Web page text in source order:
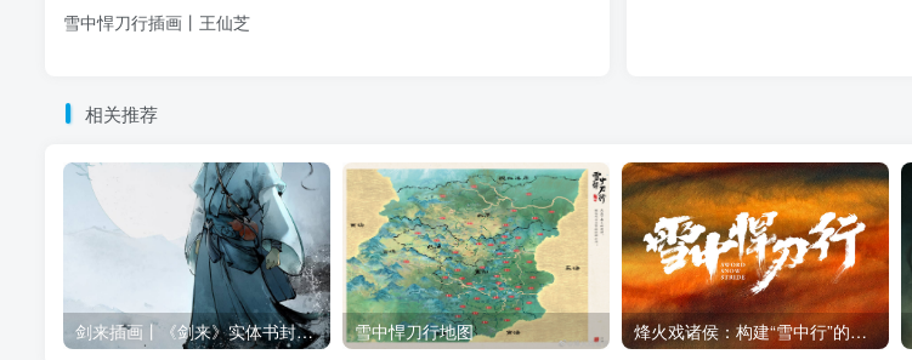
雪中悍刀行插画丨王仙芝
相关推荐
剑来插画丨《剑来》实体书封面插画合集（八辑全） 雪中悍刀行地图 烽火戏诸侯：构建“雪中行”的小说世界